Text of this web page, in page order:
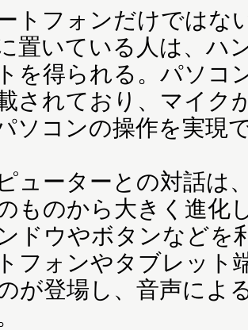
トフォンだけではな
置いている人は、ハ
を得られる。パソコ
されており、マイク
ソコンの操作を実現
ューターとの対話は
ものから大きく進化
ドウやボタンなどを
フォンやタブレット
が登場し、音声によ